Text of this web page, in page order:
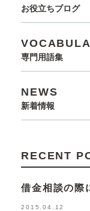
お役立ちブログ
専門用語集
NEWS
新着情報
RECENT
借金相談の際
2015.04.12